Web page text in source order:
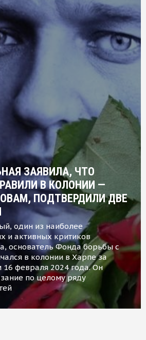
ЗАЯВИЛА, ЧТО
В КОЛОНИИ —
ПОДТВЕРДИЛИ ДВЕ
один из наиболее
и активных критиков
основатель Фонда борьбы с
в колонии в Харпе за
февраля 2024 года. Он
по целому ряду